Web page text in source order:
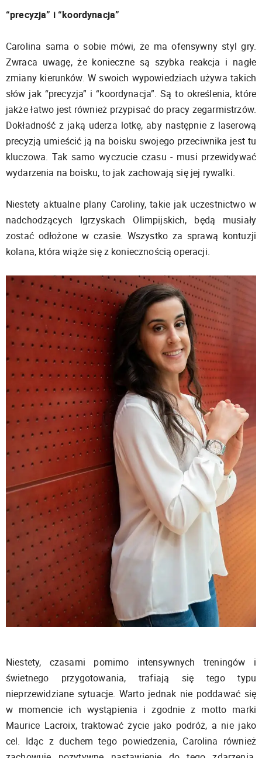
“precyzja” i “koordynacja”
Carolina sama o sobie mówi, że ma ofensywny styl gry.
Zwraca uwagę, że konieczne są szybka reakcja i nagłe
zmiany kierunków. W swoich wypowiedziach używa takich
słów jak “precyzja” i “koordynacja”. Są to określenia, które
jakże łatwo jest również przypisać do pracy zegarmistrzów.
Dokładność z jaką uderza lotkę, aby następnie z laserową
precyzją umieścić ją na boisku swojego przeciwnika jest tu
kluczowa. Tak samo wyczucie czasu - musi przewidywać
wydarzenia na boisku, to jak zachowają się jej rywalki.
Niestety aktualne plany Caroliny, takie jak uczestnictwo w
nadchodzących Igrzyskach Olimpijskich, będą musiały
zostać odłożone w czasie. Wszystko za sprawą kontuzji
kolana, która wiąże się z koniecznością operacji.
Niestety, czasami pomimo intensywnych treningów i
świetnego przygotowania, trafiają się tego typu
nieprzewidziane sytuacje. Warto jednak nie poddawać się
w momencie ich wystąpienia i zgodnie z motto marki
Maurice Lacroix, traktować życie jako podróż, a nie jako
cel. Idąc z duchem tego powiedzenia, Carolina również